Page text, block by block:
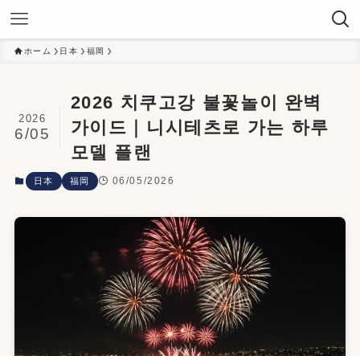
ホーム 日本 福岡
2026 치쿠고강 불꽃놀이 완벽
가이드｜니시테츠로 가는 하루
모델 플랜
2026
6/05
日本 福岡 06/05/2026